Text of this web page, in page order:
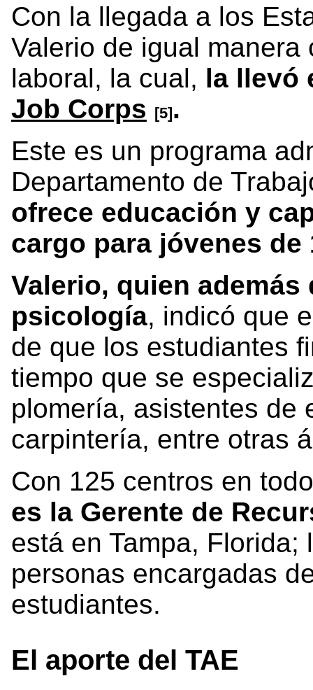
Con la llegada a los
Valerio de igual
laboral, la cual, la llevó
Job Corps [5].
Este es un programa
Departamento de
ofrece educación y
cargo para jóvenes de
Valerio, quien además
psicología, indicó que
de que los estudiantes
tiempo que se
plomería, asistentes de
carpintería, entre otras
Con 125 centros en
es la Gerente de
está en Tampa,
personas encargadas
estudiantes.
El aporte del TAE